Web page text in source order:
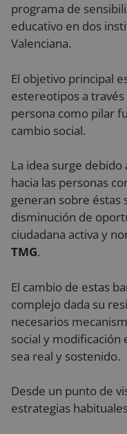
programa de
educativo en dos
Valenciana.
El objetivo principal
estereotipos a
persona como pilar
cambio social.
La idea surge debido
hacia las personas
generan sobre éstas
disminución de
ciudadana activa y
TMG.
El cambio de estas
complejo dada su
necesarios
social y
sea real y sostenido.
Desde un punto de
estrategias